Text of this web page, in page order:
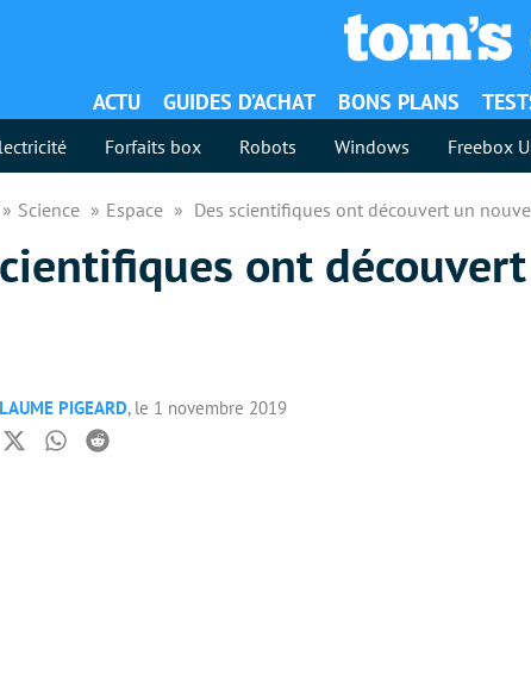
ACTU GUIDES D’ACHAT BONS PLANS
Forfaits box Robots Windows Freebox
Science Espace Des scientifiques ont découvert un
ont
PIGEARD, le 1 novembre 2019
TwitterWhatsapp
Reddit